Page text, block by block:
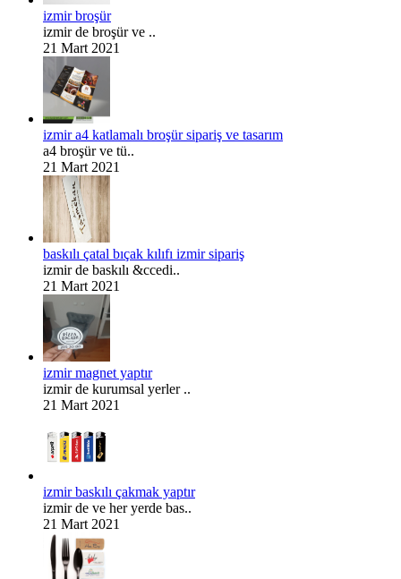
izmir broşür
izmir de broşür ve ..
21 Mart 2021
izmir a4 katlamalı broşür sipariş ve tasarım
a4 broşür ve tü..
21 Mart 2021
baskılı çatal bıçak kılıfı izmir sipariş
izmir de baskılı &ccedi..
21 Mart 2021
izmir magnet yaptır
izmir de kurumsal yerler ..
21 Mart 2021
izmir baskılı çakmak yaptır
izmir de ve her yerde bas..
21 Mart 2021